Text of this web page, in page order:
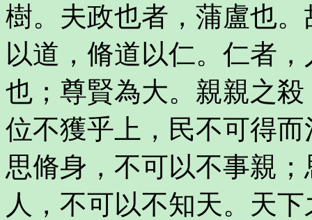
樹。夫政也者，蒲盧也
以道，脩道以仁。仁者
也；尊賢為大。親親之
位不獲乎上，民不可得
思脩身，不可以不事親
人，不可以不知天。天